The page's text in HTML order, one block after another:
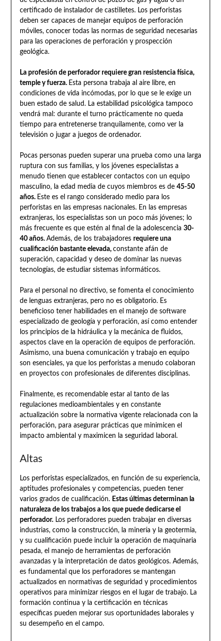
certificado de instalador de castilletes. Los perforistas
deben ser capaces de manejar equipos de perforación
móviles, conocer todas las normas de seguridad necesarias
para las operaciones de perforación y prospección
geológica.
La profesión de perforador requiere gran resistencia física,
temple y fuerza. Esta persona trabaja al aire libre, en
condiciones de vida incómodas, por lo que se le exige un
buen estado de salud. La estabilidad psicológica tampoco
vendrá mal: durante el turno prácticamente no queda
tiempo para entretenerse tranquilamente, como ver la
televisión o jugar a juegos de ordenador.
Pocas personas pueden superar una prueba como una larga
ruptura con sus familias, y los jóvenes especialistas a
menudo tienen que establecer contactos con un equipo
masculino, la edad media de cuyos miembros es de 45-50
años. Este es el rango considerado medio para los
perforistas en las empresas nacionales. En las empresas
extranjeras, los especialistas son un poco más jóvenes; lo
más frecuente es que estén al final de la adolescencia 30-
40 años. Además, de los trabajadores requiere una
cualificación bastante elevada, constante afán de
superación, capacidad y deseo de dominar las nuevas
tecnologías, de estudiar sistemas informáticos.
Para el personal no directivo, se fomenta el conocimiento
de lenguas extranjeras, pero no es obligatorio. Es
beneficioso tener habilidades en el manejo de software
especializado de geología y perforación, así como entender
los principios de la hidráulica y la mecánica de fluidos,
aspectos clave en la operación de equipos de perforación.
Asimismo, una buena comunicación y trabajo en equipo
son esenciales, ya que los perforistas a menudo colaboran
en proyectos con profesionales de diferentes disciplinas.
Finalmente, es recomendable estar al tanto de las
regulaciones medioambientales y en constante
actualización sobre la normativa vigente relacionada con la
perforación, para asegurar prácticas que minimicen el
impacto ambiental y maximicen la seguridad laboral.
Altas
Los perforistas especializados, en función de su experiencia,
aptitudes profesionales y competencias, pueden tener
varios grados de cualificación. Estas últimas determinan la
naturaleza de los trabajos a los que puede dedicarse el
perforador.Los perforadores pueden trabajar en diversas
industrias, como la construcción, la minería y la geotermia,
y su cualificación puede incluir la operación de maquinaria
pesada, el manejo de herramientas de perforación
avanzadas y la interpretación de datos geológicos. Además,
es fundamental que los perforadores se mantengan
actualizados en normativas de seguridad y procedimientos
operativos para minimizar riesgos en el lugar de trabajo. La
formación continua y la certificación en técnicas
específicas pueden mejorar sus oportunidades laborales y
su desempeño en el campo.